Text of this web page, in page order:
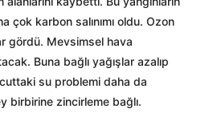
çok karbon salınımı oldu. Ozon
gördü. Mevsimsel hava
Buna bağlı yağışlar azalıp
su problemi daha da
birbirine zincirleme bağlı.